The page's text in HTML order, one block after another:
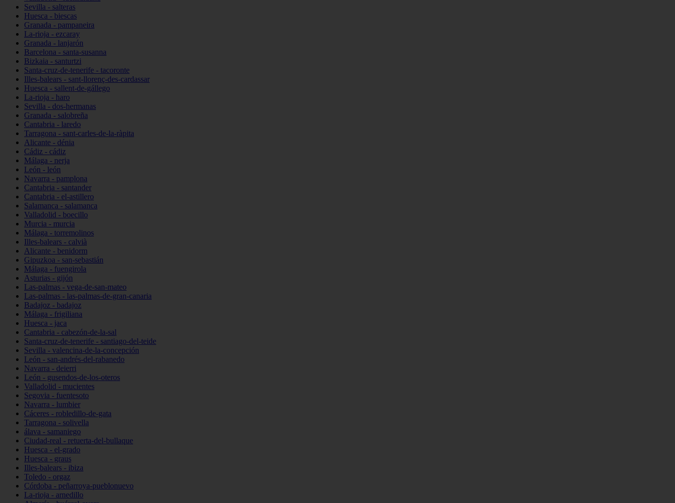
Sevilla - salteras
Huesca - biescas
Granada - pampaneira
La-rioja - ezcaray
Granada - lanjarón
Barcelona - santa-susanna
Bizkaia - santurtzi
Santa-cruz-de-tenerife - tacoronte
Illes-balears - sant-llorenç-des-cardassar
Huesca - sallent-de-gállego
La-rioja - haro
Sevilla - dos-hermanas
Granada - salobreña
Cantabria - laredo
Tarragona - sant-carles-de-la-ràpita
Alicante - dénia
Cádiz - cádiz
Málaga - nerja
León - león
Navarra - pamplona
Cantabria - santander
Cantabria - el-astillero
Salamanca - salamanca
Valladolid - boecillo
Murcia - murcia
Málaga - torremolinos
Illes-balears - calvià
Alicante - benidorm
Gipuzkoa - san-sebastián
Málaga - fuengirola
Asturias - gijón
Las-palmas - vega-de-san-mateo
Las-palmas - las-palmas-de-gran-canaria
Badajoz - badajoz
Málaga - frigiliana
Huesca - jaca
Cantabria - cabezón-de-la-sal
Santa-cruz-de-tenerife - santiago-del-teide
Sevilla - valencina-de-la-concepción
León - san-andrés-del-rabanedo
Navarra - deierri
León - gusendos-de-los-oteros
Valladolid - mucientes
Segovia - fuentesoto
Navarra - lumbier
Cáceres - robledillo-de-gata
Tarragona - solivella
álava - samaniego
Ciudad-real - retuerta-del-bullaque
Huesca - el-grado
Huesca - graus
Illes-balears - ibiza
Toledo - orgaz
Córdoba - peñarroya-pueblonuevo
La-rioja - arnedillo